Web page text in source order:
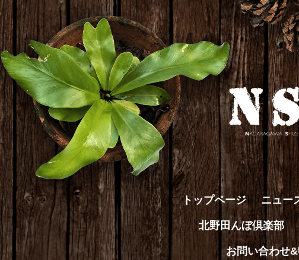
トップページ ニュー
北野田んぼ倶楽部
お問い合わせ